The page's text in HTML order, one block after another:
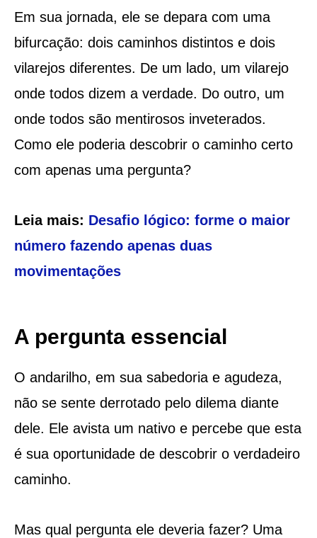
Em sua jornada, ele se depara com uma
bifurcação: dois caminhos distintos e dois
vilarejos diferentes. De um lado, um vilarejo
onde todos dizem a verdade. Do outro, um
onde todos são mentirosos inveterados.
Como ele poderia descobrir o caminho certo
com apenas uma pergunta?
Leia mais: Desafio lógico: forme o maior
número fazendo apenas duas
movimentações
A pergunta essencial
O andarilho, em sua sabedoria e agudeza,
não se sente derrotado pelo dilema diante
dele. Ele avista um nativo e percebe que esta
é sua oportunidade de descobrir o verdadeiro
caminho.
Mas qual pergunta ele deveria fazer? Uma